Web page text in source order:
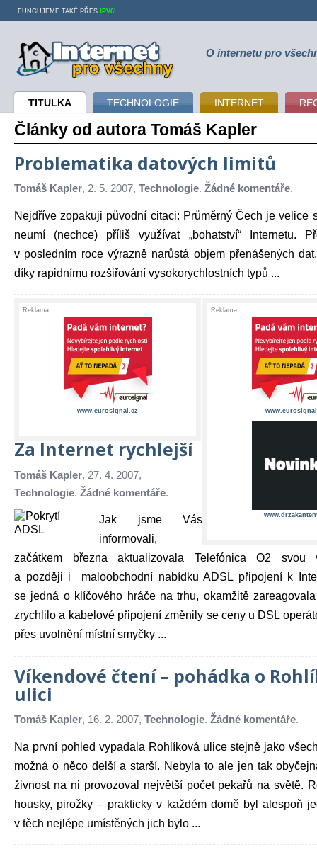
Internet pro všechny O internetu pro
TITULKA TECHNOLOGIE INTERNET
FUNGUJEME TAKÉ PŘES IPV6!
Články od autora Tomáš Kapler
Problematika datových limitů
Tomáš Kapler, 2. 5. 2007, Technologie. Žádné komentáře.
Nejdříve zopakuji původní citaci: Průměrný Čech je velice
neumí (nechce) příliš využívat „bohatství“ Internetu.
v posledním roce výrazně narůstá objem přenášených
díky rapidnímu rozšiřování vysokorychlostních typů ...
Reklama:
www.eurosignal.cz
Reklama:
Za Internet rychlejší
Tomáš Kapler, 27. 4. 2007,
Technologie. Žádné komentáře.
Jak jsme Vás
informovali,
začátkem března aktualizovala Telefónica O2 svou
a později i maloobchodní nabídku ADSL připojení k
se jedná o klíčového hráče na trhu, okamžitě
zrychlilo a kabelové připojení změnily se ceny u DSL
přes uvolnění místní smyčky ...
Víkendové čtení – pohádka o
ulici
Tomáš Kapler, 16. 2. 2007, Technologie. Žádné komentáře.
Na první pohled vypadala Rohlíková ulice stejně jako
možná o něco delší a starší. Nebyla to ale jen tak
živnost na ni provozoval největší počet pekařů na světě.
housky, pirožky – prakticky v každém domě byl alespoň
v těch nejlépe umístěných jich bylo ...